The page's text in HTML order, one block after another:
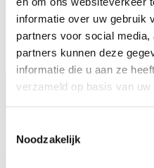
informatie over uw gebruik
partners voor social
partners kunnen deze
informatie die u aan ze
verzameld op basis van
Noodzakelijk